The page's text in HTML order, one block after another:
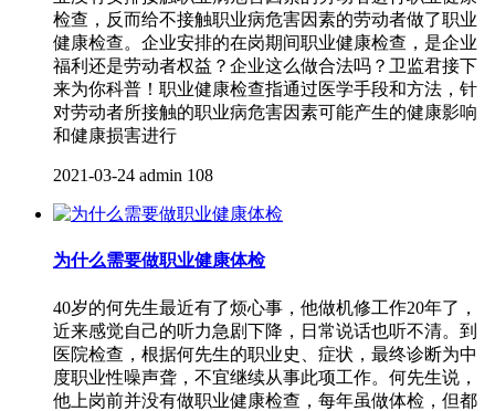
检查，反而给不接触职业病危害因素的劳动者做了职业
健康检查。企业安排的在岗期间职业健康检查，是企业
福利还是劳动者权益？企业这么做合法吗？卫监君接下
来为你科普！职业健康检查指通过医学手段和方法，针
对劳动者所接触的职业病危害因素可能产生的健康影响
和健康损害进行
2021-03-24 admin 108
为什么需要做职业健康体检
40岁的何先生最近有了烦心事，他做机修工作20年了，
近来感觉自己的听力急剧下降，日常说话也听不清。到
医院检查，根据何先生的职业史、症状，最终诊断为中
度职业性噪声聋，不宜继续从事此项工作。何先生说，
他上岗前并没有做职业健康检查，每年虽做体检，但都